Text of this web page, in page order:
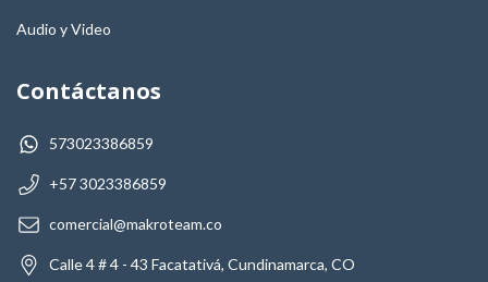
Audio y Video
Contáctanos
573023386859
+57 3023386859
comercial@makroteam.co
Calle 4 # 4 - 43 Facatativá, Cundinamarca, CO